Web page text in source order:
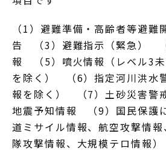
（1）避難準備・高齢者等避
告 （3）避難指示（緊急）
報 （5）噴火情報（レベル3未
を除く） （6）指定河川洪水
報を除く） （7）土砂災害警
地震予知情報 （9）国民保護
道ミサイル情報、航空攻撃情
隊攻撃情報、大規模テロ情報）